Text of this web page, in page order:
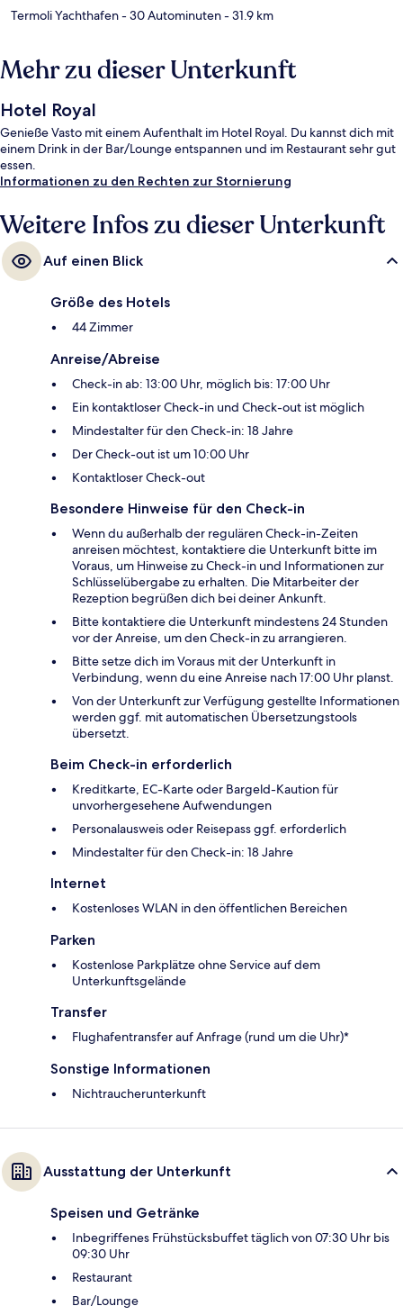
Termoli Yachthafen- 30 Autominuten- 31.9 km
Mehr zu dieser Unterkunft
Hotel Royal
Genieße Vasto mit einem Aufenthalt im Hotel Royal. Du kannst dich mit
einem Drink in der Bar/Lounge entspannen und im Restaurant sehr gut
essen.
Informationen zu den Rechten zur Stornierung
Weitere Infos zu dieser Unterkunft
Auf einen Blick
Größe des Hotels
44 Zimmer
Anreise/Abreise
Check-in ab: 13:00 Uhr, möglich bis: 17:00 Uhr
Ein kontaktloser Check-in und Check-out ist möglich
Mindestalter für den Check-in: 18 Jahre
Der Check-out ist um 10:00 Uhr
Kontaktloser Check-out
Besondere Hinweise für den Check-in
Wenn du außerhalb der regulären Check-in-Zeiten
anreisen möchtest, kontaktiere die Unterkunft bitte im
Voraus, um Hinweise zu Check-in und Informationen zur
Schlüsselübergabe zu erhalten. Die Mitarbeiter der
Rezeption begrüßen dich bei deiner Ankunft.
Bitte kontaktiere die Unterkunft mindestens 24 Stunden
vor der Anreise, um den Check-in zu arrangieren.
Bitte setze dich im Voraus mit der Unterkunft in
Verbindung, wenn du eine Anreise nach 17:00 Uhr planst.
Von der Unterkunft zur Verfügung gestellte Informationen
werden ggf. mit automatischen Übersetzungstools
übersetzt.
Beim Check-in erforderlich
Kreditkarte, EC-Karte oder Bargeld-Kaution für
unvorhergesehene Aufwendungen
Personalausweis oder Reisepass ggf. erforderlich
Mindestalter für den Check-in: 18 Jahre
Internet
Kostenloses WLAN in den öffentlichen Bereichen
Parken
Kostenlose Parkplätze ohne Service auf dem
Unterkunftsgelände
Transfer
Flughafentransfer auf Anfrage (rund um die Uhr)*
Sonstige Informationen
Nichtraucherunterkunft
Ausstattung der Unterkunft
Speisen und Getränke
Inbegriffenes Frühstücksbuffet täglich von 07:30 Uhr bis
09:30 Uhr
Restaurant
Bar/Lounge